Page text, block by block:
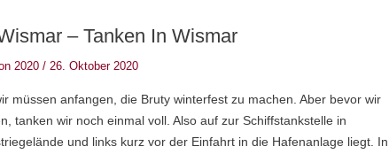
– Tanken In Wismar
2020 /26. Oktober 2020
müssen anfangen, die Bruty winterfest zu machen. Aber bevor wir
tanken wir noch einmal voll. Also auf zur Schiffstankstelle in
und links kurz vor der Einfahrt in die Hafenanlage liegt. In